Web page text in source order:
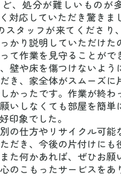
、処分が難しいものが
対応していただき驚きま
スタッフが来てくださり
かり説明していただけた
て作業を見守ることがで
壁や床を傷つけないよう
き、家全体がスムーズに
かったです。作業が終わ
いしなくても部屋を簡単
印象でした。
の仕方やリサイクル可能
だき、今後の片付けにも
た何かあれば、ぜひお願
のこもったサービスをあ